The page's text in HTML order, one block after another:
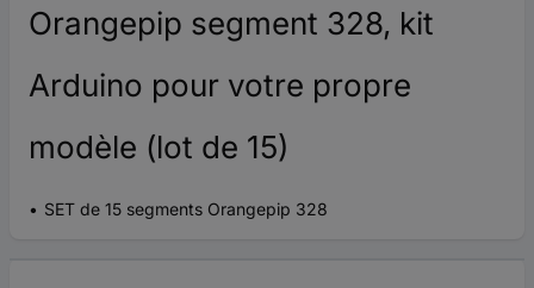
Orangepip segment 328, kit
Arduino pour votre propre
modèle (lot de 15)
SET de 15 segments Orangepip 328